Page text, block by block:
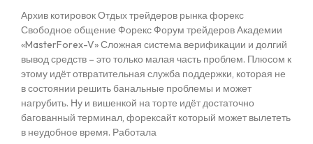
Архив котировок Отдых трейдеров рынка форекс
Свободное общение Форекс Форум трейдеров Академии
«MasterForex-V» Сложная система верификации и долгий
вывод средств – это только малая часть проблем. Плюсом к
этому идёт отвратительная служба поддержки, которая не
в состоянии решить банальные проблемы и может
нагрубить. Ну и вишенкой на торте идёт достаточно
багованный терминал, форексайт который может вылететь
в неудобное время. Работала